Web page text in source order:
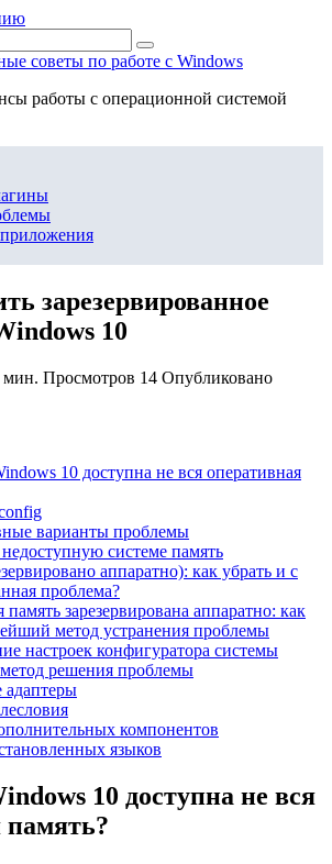
советы по работе с Windows
работы с операционной системой
зарезервированное
10
мин. Просмотров 14 Опубликовано
10 доступна не вся оперативная
варианты проблемы
системе память
аппаратно): как убрать и с
проблема?
зарезервирована аппаратно: как
метод устранения проблемы
настроек конфигуратора системы
решения проблемы
адаптеры
компонентов
языков
10 доступна не вся
память?